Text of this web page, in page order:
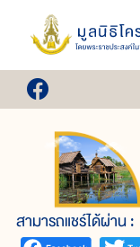
สามารถแชร์ได้ผ่าน :